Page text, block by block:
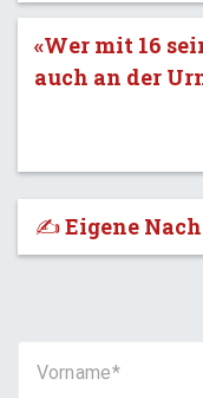
«Wer mit 16
auch an der
✍️ Eigene
Vorname